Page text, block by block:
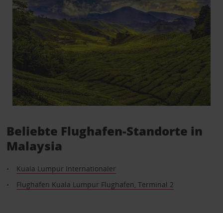
Beliebte Flughafen-Standorte in
Malaysia
Kuala Lumpur Internationaler
Flughafen Kuala Lumpur Flughafen, Terminal 2